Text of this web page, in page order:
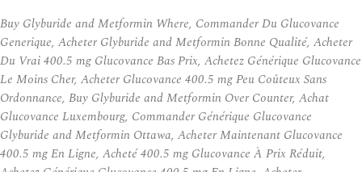
Buy Glyburide and Metformin Where, Commander Du Glucovance
Generique, Acheter Glyburide and Metformin Bonne Qualité, Acheter
Du Vrai 400.5 mg Glucovance Bas Prix, Achetez Générique Glucovance
Le Moins Cher, Acheter Glucovance 400.5 mg Peu Coûteux Sans
Ordonnance, Buy Glyburide and Metformin Over Counter, Achat
Glucovance Luxembourg, Commander Générique Glucovance
Glyburide and Metformin Ottawa, Acheter Maintenant Glucovance
400.5 mg En Ligne, Acheté 400.5 mg Glucovance À Prix Réduit,